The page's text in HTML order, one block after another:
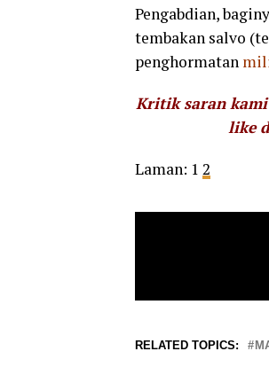
Pengabdian,
tembakan salvo
penghormatan
Kritik saran kami
like
Laman: 1 2
RELATED TOPICS: